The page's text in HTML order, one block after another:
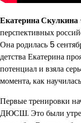
Екатерина Скулкина
перспективных
Она родилась 5
детства Екатерина
потенциал и взяла
момента, как
Первые тренировки
ДЮСШ. Это были